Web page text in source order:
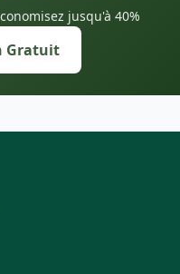
jusqu'à 40%
Gratuit